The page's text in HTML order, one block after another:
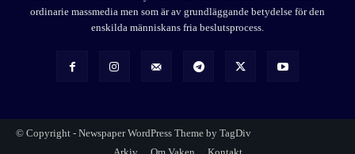
ordinarie massmedia men som är av grundläggande betydelse för den
enskilda människans fria beslutsprocess.
© Copyright - Newspaper WordPress Theme by TagDiv